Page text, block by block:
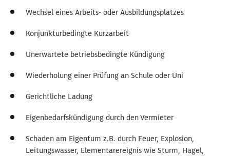
Wechsel eines Arbeits- oder Ausbildungsplatzes
Konjunkturbedingte Kurzarbeit
Unerwartete betriebsbedingte Kündigung
Wiederholung einer Prüfung an Schule oder Uni
Gerichtliche Ladung
Eigenbedarfskündigung durch den Vermieter
Schaden am Eigentum z.B. durch Feuer, Explosion,
Leitungswasser, Elementarereignis wie Sturm, Hagel,